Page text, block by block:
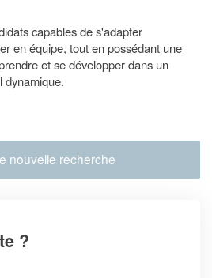
capables de s'adapter
en équipe, tout en possédant une
et se développer dans un
dynamique.
nouvelle recherche
?